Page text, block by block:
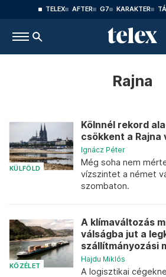
TELEX AFTER G7 KARAKTER
Rajna
KÜLFÖLD
Kölnnél rekord
csökkent a Rajna
Ignácz Péter
Még soha nem
vízszintet a német
szombaton.
KÖZÉLET
A klímaváltozás
válságba jut a
szállítmányozási
Hajdu Miklós
A logisztikai